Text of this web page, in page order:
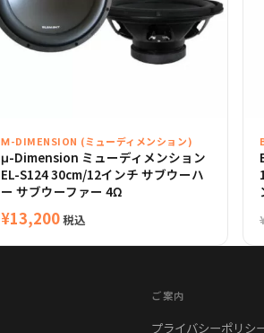
Μ-DIMENSION (ミューディメンション)
μ-Dimension ミューディメンション
EL-S124 30cm/12インチ サブウーハ
ー サブウーファー 4Ω
¥13,200税込
ご案内
プライバシーポリシ